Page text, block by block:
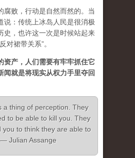
腐败，行动是自然而然的。当
说：传统上冰岛人民是很消极
史，也许这一次是时候站起来
对裙带关系”。
资产，人们需要有牢牢抓住它
闻就是将现实从权力手里夺回
a thing of perception. They
to be able to kill you. They
you to think they are able to
Julian Assange